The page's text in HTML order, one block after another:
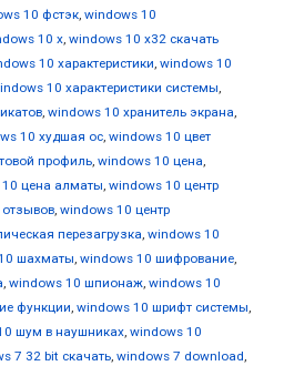
10 фстэк, windows 10
10 х, windows 10 х32 скачать
10 характеристики, windows 10
10 характеристики системы,
, windows 10 хранитель экрана,
10 худшая ос, windows 10 цвет
профиль, windows 10 цена,
цена алматы, windows 10 центр
, windows 10 центр
перезагрузка, windows 10
шахматы, windows 10 шифрование,
, windows 10 шпионаж, windows 10
функции, windows 10 шрифт системы,
шум в наушниках, windows 10
7 32 bit скачать, windows 7 download,